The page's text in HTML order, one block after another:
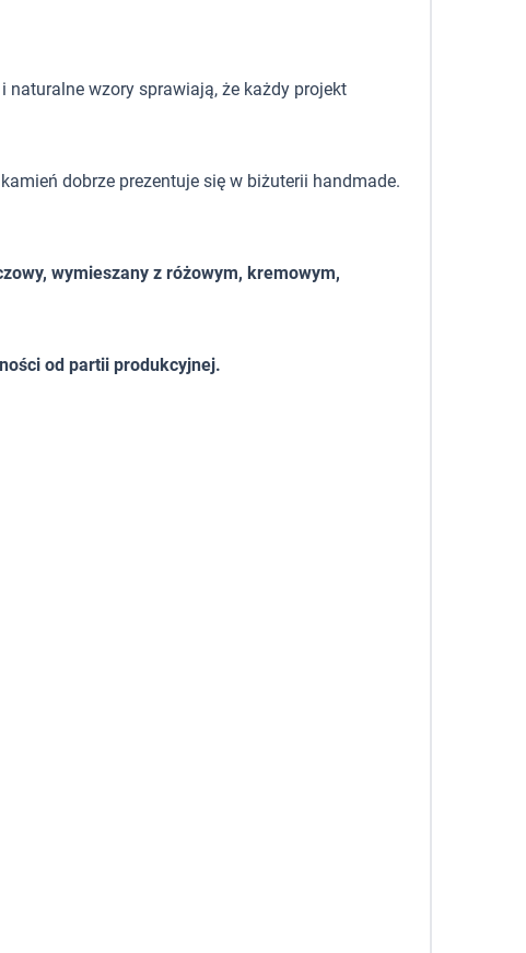
wzory sprawiają, że każdy projekt
dobrze prezentuje się w biżuterii handmade.
wymieszany z różowym, kremowym,
od partii produkcyjnej.